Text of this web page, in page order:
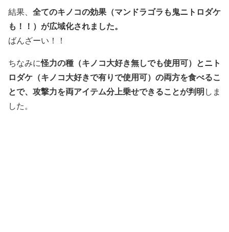
結果、 全てのキノコの効果（マンドラゴラも鬼ニトロダケ
も！！）が広域化されました。
ばんざーい！！
ちなみに怪力の種（キノコ大好き無しでも使用可）とニト
ロダケ（キノコ大好きで有りで使用可）の両方を食べるこ
とで、攻撃力を両アイテム分上乗せできることが判明しま
した。